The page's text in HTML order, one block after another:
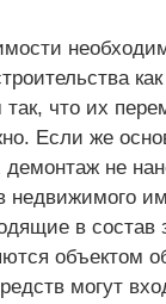
что их
Если же
не
недвижимого
в состав
объектом
могут